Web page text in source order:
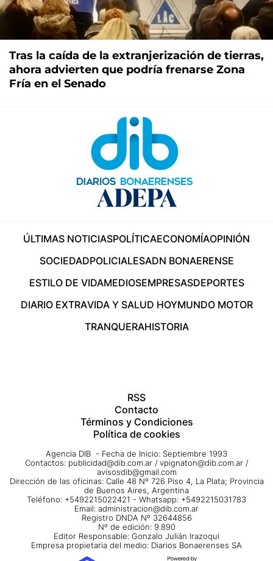
Tras la caída de la extranjerización de tierras,
ahora advierten que podría frenarse Zona
Fría en el Senado
ÚLTIMAS NOTICIASPOLÍTICAECONOMÍAOPINIÓN
SOCIEDADPOLICIALESADN BONAERENSE
ESTILO DE VIDAMEDIOSEMPRESASDEPORTES
DIARIO EXTRAVIDA Y SALUD HOYMUNDO MOTOR
TRANQUERAHISTORIA
RSS
Contacto
Términos y Condiciones
Política de cookies
Agencia DIB - Fecha de Inicio: Septiembre 1993
Contactos: publicidad@dib.com.ar / vpignaton@dib.com.ar /
avisosdib@gmail.com
Dirección de las oficinas: Calle 48 Nº 726 Piso 4, La Plata; Provincia
de Buenos Aires, Argentina
Teléfono: +5492215022421 - Whatsapp: +5492215031783
Email: administracion@dib.com.ar
Registro DNDA Nº 32644856
Nº de edición: 9.890
Editor Responsable: Gonzalo Julián Irazoqui
Empresa propietaria del medio: Diarios Bonaerenses SA